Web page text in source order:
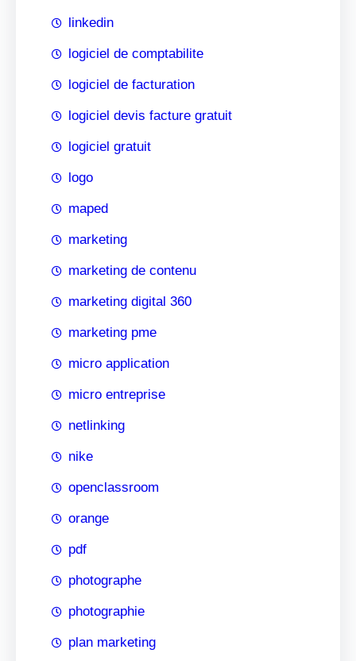
linkedin
logiciel de comptabilite
logiciel de facturation
logiciel devis facture gratuit
logiciel gratuit
logo
maped
marketing
marketing de contenu
marketing digital 360
marketing pme
micro application
micro entreprise
netlinking
nike
openclassroom
orange
pdf
photographe
photographie
plan marketing